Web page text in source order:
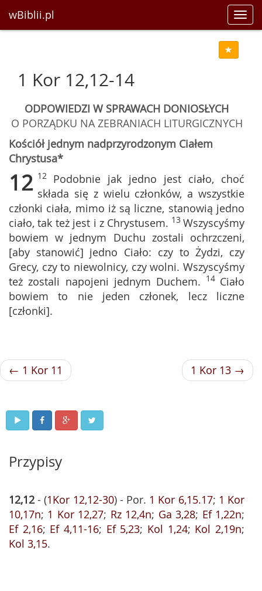
wBiblii.pl
1 Kor 12,12-14
ODPOWIEDZI W SPRAWACH DONIOSŁYCH
O PORZĄDKU NA ZEBRANIACH LITURGICZNYCH
Kościół jednym nadprzyrodzonym Ciałem
Chrystusa*
12 12 Podobnie jak jedno jest ciało, choć
składa się z wielu członków, a wszystkie
członki ciała, mimo iż są liczne, stanowią jedno
ciało, tak też jest i z Chrystusem. 13 Wszyscyśmy
bowiem w jednym Duchu zostali ochrzczeni,
[aby stanowić] jedno Ciało: czy to Żydzi, czy
Grecy, czy to niewolnicy, czy wolni. Wszyscyśmy
też zostali napojeni jednym Duchem. 14 Ciało
bowiem to nie jeden członek, lecz liczne
[członki].
← 1 Kor 11 1 Kor 13 →
Przypisy
12,12 - (1Kor 12,12-30) - Por. 1 Kor 6,15.17; 1 Kor
10,17n; 1 Kor 12,27; Rz 12,4n; Ga 3,28; Ef 1,22n;
Ef 2,16; Ef 4,11-16; Ef 5,23; Kol 1,24; Kol 2,19n;
Kol 3,15.